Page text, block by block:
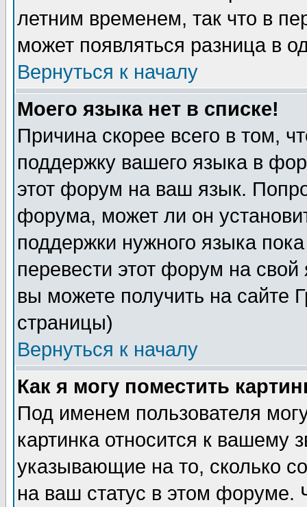
летним временем, так что в
может появляться разница в
Вернуться к началу
Моего языка нет в списке!
Причина скорее всего в том,
поддержку вашего языка в
этот форум на ваш язык.
форума, может ли он
поддержки нужного языка
перевести этот форум на
вы можете получить на сайте
страницы)
Вернуться к началу
Как я могу поместить
Под именем пользователя
картинка относится к вашему
указывающие на то, сколько
на ваш статус в этом форуме.